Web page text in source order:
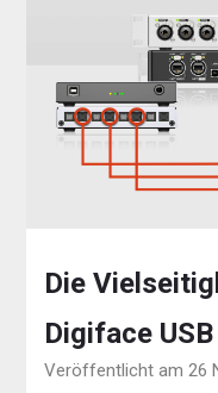
Die
Digiface
Veröffentlicht am 26